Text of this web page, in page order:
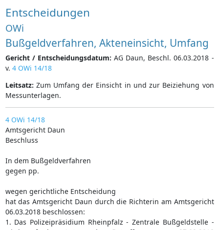
Entscheidungen
OWi
Bußgeldverfahren, Akteneinsicht, Umfang
Gericht / Entscheidungsdatum: AG Daun, Beschl. 06.03.2018 -
v. 4 OWi 14/18
Leitsatz: Zum Umfang der Einsicht in und zur Beiziehung von
Messunterlagen.
4 OWi 14/18
Amtsgericht Daun
Beschluss
In dem Bußgeldverfahren
gegen pp.
wegen gerichtliche Entscheidung
hat das Amtsgericht Daun durch die Richterin am Amtsgericht
06.03.2018 beschlossen:
1. Das Polizeipräsidium Rheinpfalz - Zentrale Bußgeldstelle -